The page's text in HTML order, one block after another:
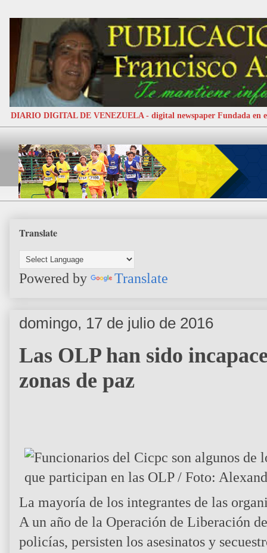
DIARIO DIGITAL DE VENEZUELA - digital newspaper Fundada en
Translate
Powered by Translate
domingo, 17 de julio de 2016
Las OLP han sido
zonas de paz
La mayoría de los integrantes de las
A un año de la Operación de Liberación
policías, persisten los asesinatos y